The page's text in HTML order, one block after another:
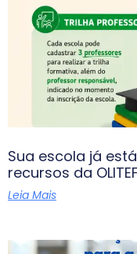
Sua escola já
recursos da
Leia Mais